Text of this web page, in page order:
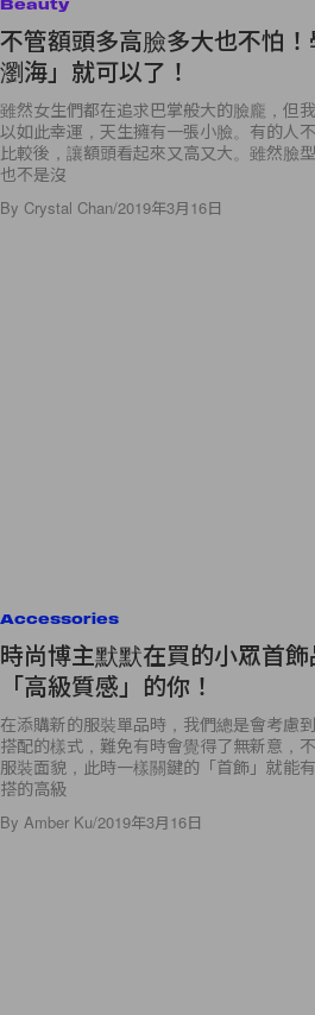
Beauty
不管額頭多高臉多大也不怕
瀏海」就可以了！
雖然女生們都在追求巴掌般大的臉龐，但
以如此幸運，天生擁有一張小臉。有的人
比較後，讓額頭看起來又高又大。雖然臉
也不是沒
By Crystal Chan/2019年3月16日
Accessories
時尚博主默默在買的小眾首
「高級質感」的你！
在添購新的服裝單品時，我們總是會考慮
搭配的樣式，難免有時會覺得了無新意，
服裝面貌，此時一樣關鍵的「首飾」就能
搭的高級
By Amber Ku/2019年3月16日